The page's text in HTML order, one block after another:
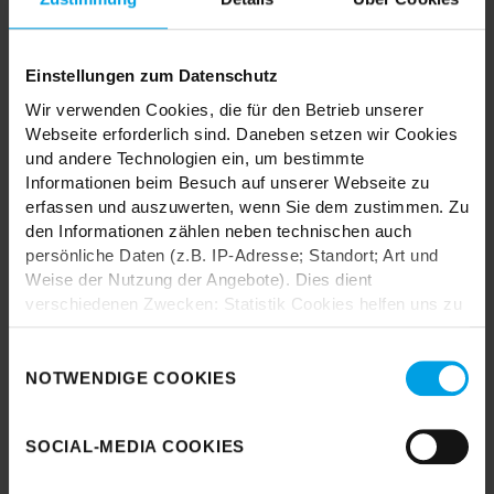
Einstellungen zum Datenschutz
Wir verwenden Cookies, die für den Betrieb unserer
Webseite erforderlich sind. Daneben setzen wir Cookies
und andere Technologien ein, um bestimmte
Informationen beim Besuch auf unserer Webseite zu
erfassen und auszuwerten, wenn Sie dem zustimmen. Zu
den Informationen zählen neben technischen auch
persönliche Daten (z.B. IP-Adresse; Standort; Art und
Weise der Nutzung der Angebote). Dies dient
verschiedenen Zwecken: Statistik Cookies helfen uns zu
anonymisiert für statistische Zwecke auszuwerten.
Marketing Cookies helfen uns, Ihnen personalisierte
Werbung anzuzeigen. Social-Media-Cookies ermöglichen
es, eine Verbindung zu sozialen Netzwerken aufzubauen,
NOTWENDIGE COOKIES
SOCIAL-MEDIA COOKIES
TRENDHOPPER STORES
Wie wäre es mit einer großen Portion Inspiration und Kreativität?
In unseren Stores findest du alle Trendhopper Möbel, Stoffe und
Styles.
Durch das Laden akzeptieren Sie die
Datenschutzbestimmungen von Google.